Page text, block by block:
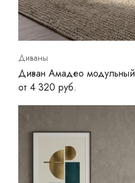
Диваны
Диван Амадео модульный
от 4 320 руб.